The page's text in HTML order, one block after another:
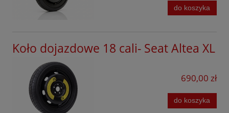
Mitsubishi
Nissan
Omoda
Opel
do koszyka
Koło dojazdowe 18 cali- Seat Altea XL
690,00 zł
do koszyka